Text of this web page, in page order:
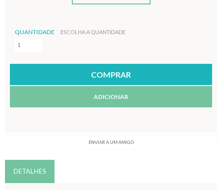
QUANTIDADE ESCOLHA A QUANTIDADE
ADICIONAR
ENVIAR A UM AMIGO
DETALHES